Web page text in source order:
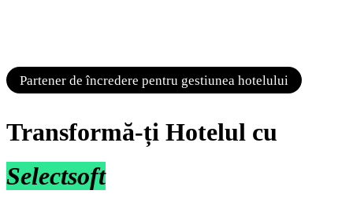
Partener de încredere pentru gestiunea hotelului
Transformă-ți Hotelul cu
Selectsoft